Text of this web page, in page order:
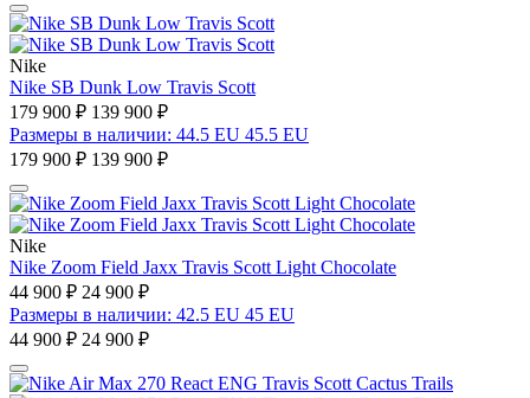
Nike
Nike SB Dunk Low Travis Scott
179 900 ₽ 139 900 ₽
Размеры в наличии: 44.5 EU 45.5 EU
179 900 ₽ 139 900 ₽
Nike
Nike Zoom Field Jaxx Travis Scott Light Chocolate
44 900 ₽ 24 900 ₽
Размеры в наличии: 42.5 EU 45 EU
44 900 ₽ 24 900 ₽